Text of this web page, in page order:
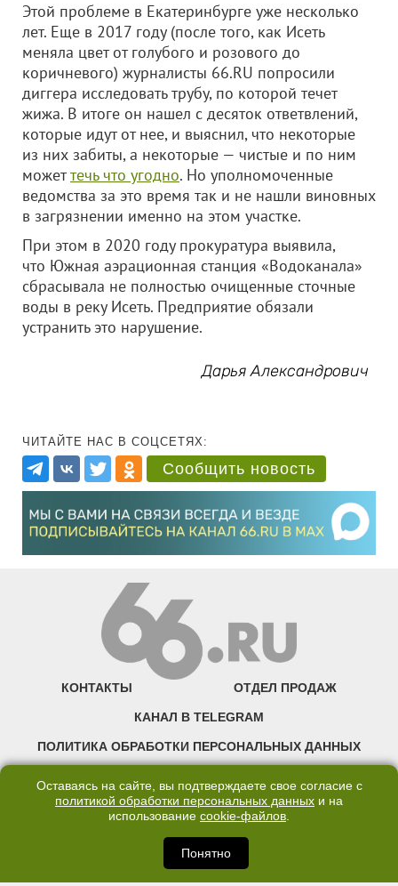
Этой проблеме в Екатеринбурге уже несколько
лет. Еще в 2017 году (после того, как Исеть
меняла цвет от голубого и розового до
коричневого) журналисты 66.RU попросили
диггера исследовать трубу, по которой течет
жижа. В итоге он нашел с десяток ответвлений,
которые идут от нее, и выяснил, что некоторые
из них забиты, а некоторые — чистые и по ним
можеттечь что угодно. Но уполномоченные
ведомства за это время так и не нашли виновных
в загрязнении именно на этом участке.
При этом в 2020 году прокуратура выявила,
что Южная аэрационная станция «Водоканала»
сбрасывала не полностью очищенные сточные
воды в реку Исеть. Предприятие обязали
устранить это нарушение.
Дарья Александрович
ЧИТАЙТЕ НАС В СОЦСЕТЯХ:
Сообщить новость
КОНТАКТЫ ОТДЕЛ ПРОДАЖ
КАНАЛ В TELEGRAM
ПОЛИТИКА ОБРАБОТКИ ПЕРСОНАЛЬНЫХ ДАННЫХ
©2007—2025 66.RU. Воспроизведение, сообщение, доведение до всеобщего
правообладателя запрещено. Сетевое издание «Современный портал
Екатеринбурга — «66.ru» (18+) зарегистрировано Федеральной службой по
надзору в сфере связи, информационных технологий и массовых коммуникаций
(Роскомнадзор). Регистрационный номер ЭЛ № ФС 77 - 76634 от 02.09.2019
Оставаясь на сайте, вы подтверждаете свое согласие с
политикой обработки персональных данных и на
использование cookie-файлов.
Понятно